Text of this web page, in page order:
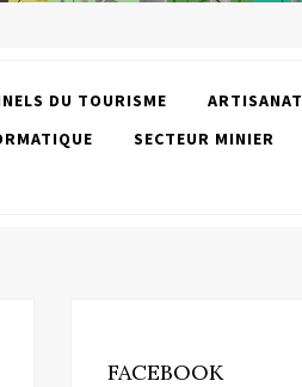
DU TOURISME ARTISANAT
SECTEUR MINIER
FACEBOOK